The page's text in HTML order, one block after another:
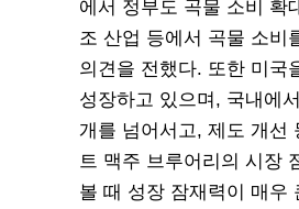
에서 정부도 곡물 소비 확
조 산업 등에서 곡물 소비
의견을 전했다. 또한 미국
성장하고 있으며, 국내에
개를 넘어서고, 제도 개선
트 맥주 브루어리의 시장
볼 때 성장 잠재력이 매우